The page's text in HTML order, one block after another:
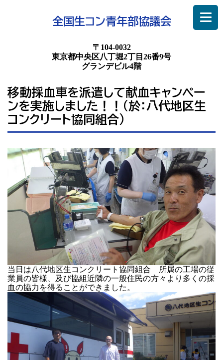
全国生コン青年部協議会
〒104-0032
東京都中央区八丁堀2丁目26番9号
グランデビル4階
移動採血車を派遣して献血キャンペー
ンを実施しました！！（於：八代地区生
コンクリート協同組合）
当日は八代地区生コンクリート協同組合 所属の工場の従
業員の皆様、及び協組近隣の一般住民の方々より多くの採
血の協力を得ることができました。